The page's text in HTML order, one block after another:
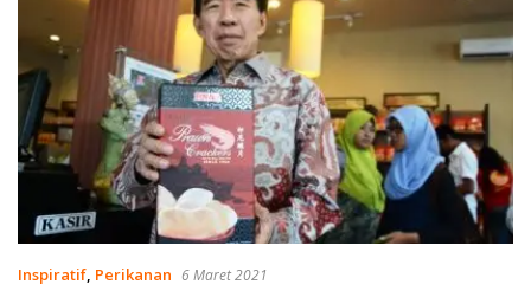
Inspiratif, Perikanan 6 Maret 2021